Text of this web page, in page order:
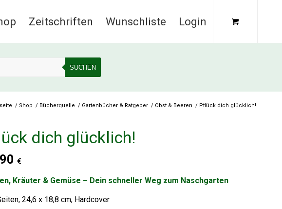
Zeitschriften Wunschliste Login
SUCHEN
/ Shop / Bücherquelle / Gartenbücher & Ratgeber / Obst & Beeren / Pflück dich glücklich!
dich glücklich!
€
Kräuter & Gemüse – Dein schneller Weg zum Naschgarten
24,6 x 18,8 cm, Hardcover